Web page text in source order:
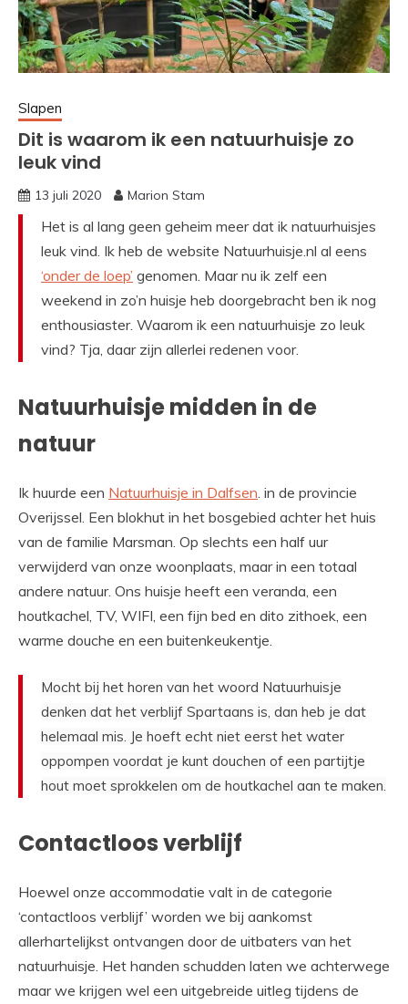
Slapen
Dit is waarom ik een natuurhuisje zo
leuk vind
13 juli 2020 Marion Stam
Het is al lang geen geheim meer dat ik natuurhuisjes
leuk vind. Ik heb de website Natuurhuisje.nl al eens
‘onder de loep’ genomen. Maar nu ik zelf een
weekend in zo’n huisje heb doorgebracht ben ik nog
enthousiaster. Waarom ik een natuurhuisje zo leuk
vind? Tja, daar zijn allerlei redenen voor.
Natuurhuisje midden in de
natuur
Ik huurde een Natuurhuisje in Dalfsen . in de provincie
Overijssel. Een blokhut in het bosgebied achter het huis
van de familie Marsman. Op slechts een half uur
verwijderd van onze woonplaats, maar in een totaal
andere natuur. Ons huisje heeft een veranda, een
houtkachel, TV, WIFI, een fijn bed en dito zithoek, een
warme douche en een buitenkeukentje.
Mocht bij het horen van het woord Natuurhuisje
denken dat het verblijf Spartaans is, dan heb je dat
helemaal mis. Je hoeft echt niet eerst het water
oppompen voordat je kunt douchen of een partijtje
hout moet sprokkelen om de houtkachel aan te maken.
Contactloos verblijf
Hoewel onze accommodatie valt in de categorie
‘contactloos verblijf’ worden we bij aankomst
allerhartelijkst ontvangen door de uitbaters van het
natuurhuisje. Het handen schudden laten we achterwege
maar we krijgen wel een uitgebreide uitleg tijdens de